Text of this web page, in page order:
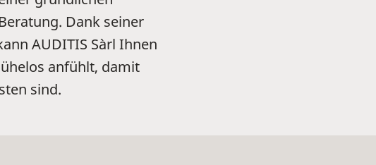
Dank seiner
AUDITIS Sàrl Ihnen
anfühlt, damit
sind.